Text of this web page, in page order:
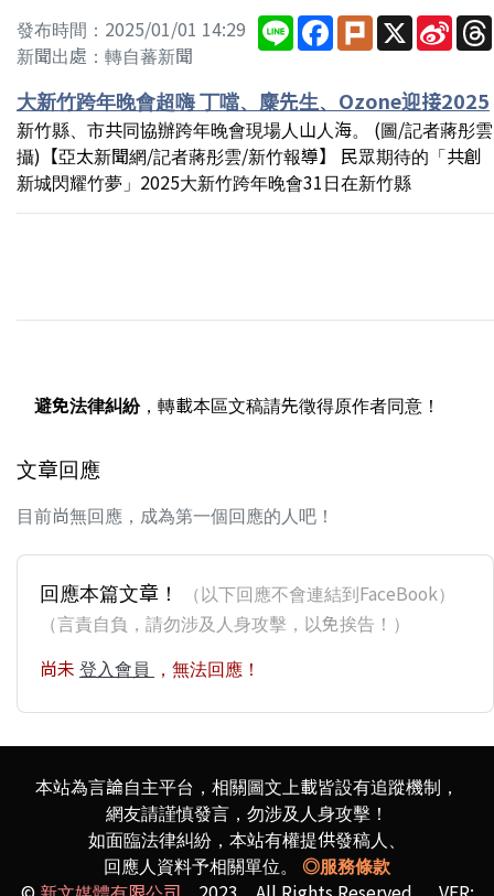
發布時間：2025/01/01 14:29
新聞出處：轉自蕃新聞
Line Facebook
PlurkX Sina
大新竹跨年晚會超嗨 丁噹、麋先生、Ozone迎接2025
新竹縣、市共同協辦跨年晚會現場人山人海。 (圖/記者蔣彤雲
攝)【亞太新聞網/記者蔣彤雲/新竹報導】 民眾期待的「共創
新城閃耀竹夢」2025大新竹跨年晚會31日在新竹縣
避免法律糾紛，轉載本區文稿請先徵得原作者同意！
文章回應
目前尚無回應，成為第一個回應的人吧！
回應本篇文章！
（以下回應不會連結到FaceBook）
（言責自負，請勿涉及人身攻擊，以免挨告！）
尚未 登入會員 ，無法回應！
本站為言論自主平台，相關圖文上載皆設有追蹤機制，
網友請謹慎發言，勿涉及人身攻擊！
如面臨法律糾紛，本站有權提供發稿人、
回應人資料予相關單位。 ◎服務條款